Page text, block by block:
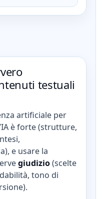
testuali
artificiale per
è forte (strutture,
e usare la
giudizio(scelte
tono di